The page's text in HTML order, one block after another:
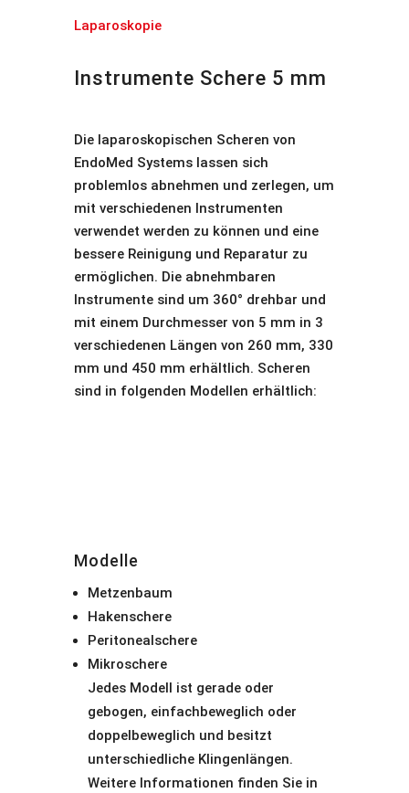
Laparoskopie
Instrumente Schere 5 mm
Die laparoskopischen Scheren von
EndoMed Systems lassen sich
problemlos abnehmen und zerlegen, um
mit verschiedenen Instrumenten
verwendet werden zu können und eine
bessere Reinigung und Reparatur zu
ermöglichen. Die abnehmbaren
Instrumente sind um 360° drehbar und
mit einem Durchmesser von 5 mm in 3
verschiedenen Längen von 260 mm, 330
mm und 450 mm erhältlich. Scheren
sind in folgenden Modellen erhältlich:
Modelle
Metzenbaum
Hakenschere
Peritonealschere
Mikroschere
Jedes Modell ist gerade oder
gebogen, einfachbeweglich oder
doppelbeweglich und besitzt
unterschiedliche Klingenlängen.
Weitere Informationen finden Sie in